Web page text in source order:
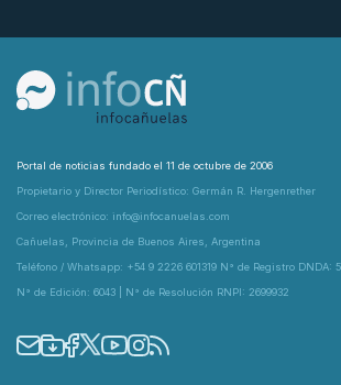
Portal de noticias fundado el 11 de octubre de 2006
Propietario y Director Periodístico: Germán R. Hergenrether
Correo electrónico: info@infocanuelas.com
Cañuelas, Provincia de Buenos Aires, Argentina
Teléfono / Whatsapp: +54 9 2226 601319 N° de Registro DNDA:
N° de Edición: 6043 | N° de Resolución RNPI: 2699932